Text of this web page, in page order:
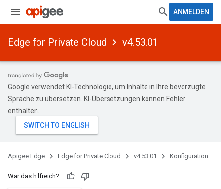
ANMELDEN
Edge for Private Cloud v4.53.01
Google verwendet KI-Technologie, um Inhalte in Ihre bevorzugte
Sprache zu übersetzen. KI-Übersetzungen können Fehler
enthalten.
Apigee Edge Edge for Private Cloud v4.53.01 Konfiguration
War das hilfreich?